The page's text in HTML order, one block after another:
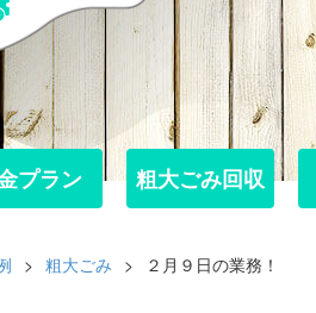
プラン
プラン 粗大ごみ回収
粗大ごみ回収
> 粗大ごみ > ２月９日の業務！